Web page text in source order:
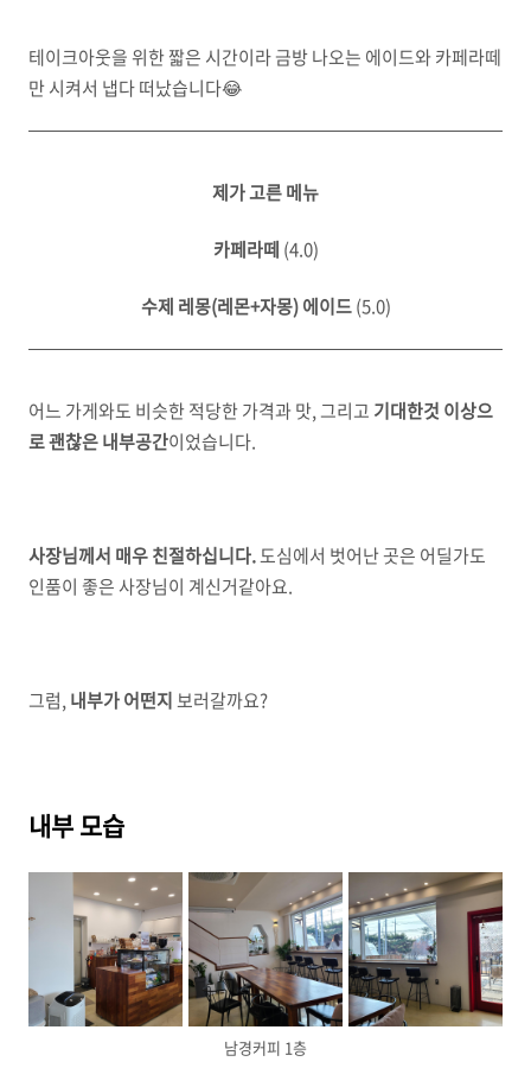
테이크아웃을 위한 짧은 시간이라 금방 나오는 에이드와 카페라떼
만 시켜서 냅다 떠났습니다😂
제가 고른 메뉴
카페라떼 (4.0)
수제 레몽(레몬+자몽) 에이드(5.0)
어느 가게와도 비슷한 적당한 가격과 맛, 그리고 기대한것 이상으
로 괜찮은 내부공간이었습니다.
사장님께서 매우 친절하십니다.도심에서 벗어난 곳은 어딜가도
인품이 좋은 사장님이 계신거같아요.
그럼, 내부가 어떤지보러갈까요?
내부 모습
남경커피 1층